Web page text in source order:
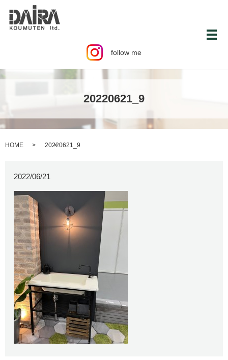
follow me
メ
20220621_9
HOME 20220621_9
2022/06/21